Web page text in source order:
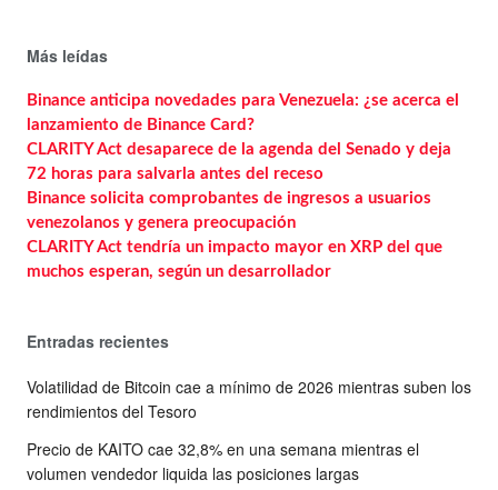
Más leídas
Binance anticipa novedades para Venezuela: ¿se acerca el
lanzamiento de Binance Card?
CLARITY Act desaparece de la agenda del Senado y deja
72 horas para salvarla antes del receso
Binance solicita comprobantes de ingresos a usuarios
venezolanos y genera preocupación
CLARITY Act tendría un impacto mayor en XRP del que
muchos esperan, según un desarrollador
Entradas recientes
Volatilidad de Bitcoin cae a mínimo de 2026 mientras suben los
rendimientos del Tesoro
Precio de KAITO cae 32,8% en una semana mientras el
volumen vendedor liquida las posiciones largas